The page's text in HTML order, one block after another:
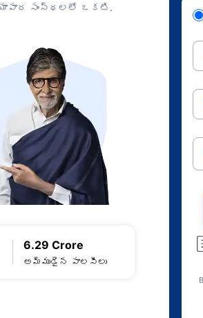
సంస్థలలో ఒకటి.
6.29 Crore
అమ్ముడైన పాలసీలు